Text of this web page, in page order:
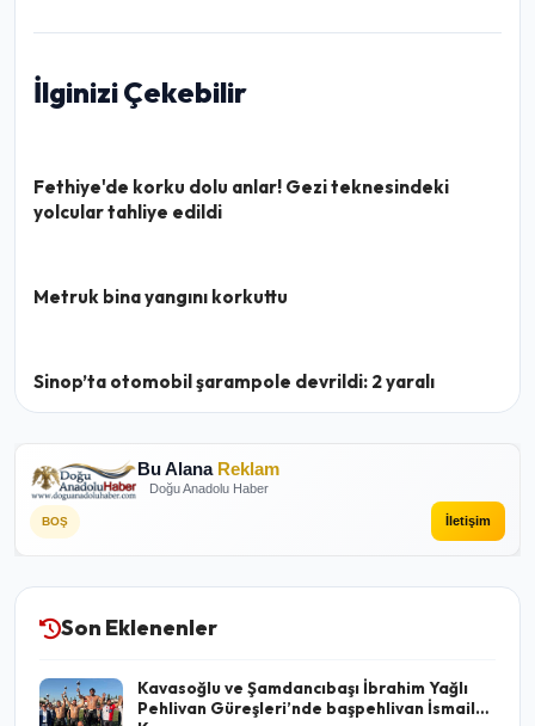
İlginizi Çekebilir
Fethiye'de korku dolu anlar! Gezi teknesindeki
yolcular tahliye edildi
Metruk bina yangını korkuttu
Sinop’ta otomobil şarampole devrildi: 2 yaralı
Bu Alana Reklam
Doğu Anadolu Haber
BOŞ İletişim
Son Eklenenler
Kavasoğlu ve Şamdancıbaşı İbrahim Yağlı
Pehlivan Güreşleri’nde başpehlivan İsmail